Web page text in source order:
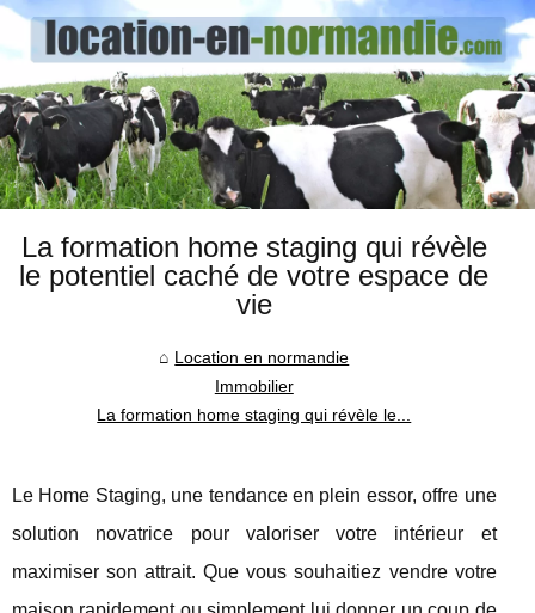
La formation home staging qui révèle
le potentiel caché de votre espace de
vie
Location en normandie
Immobilier
La formation home staging qui révèle le...
Le Home Staging, une tendance en plein essor, offre une
solution novatrice pour valoriser votre intérieur et
maximiser son attrait. Que vous souhaitiez vendre votre